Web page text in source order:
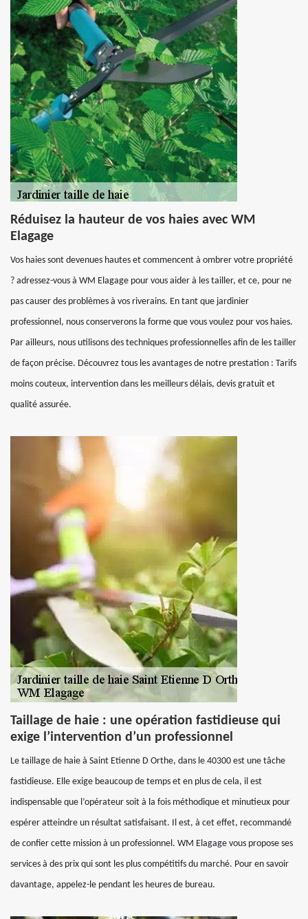
Réduisez la hauteur de vos haies avec WM
Elagage
Vos haies sont devenues hautes et commencent à ombrer votre propriété
? adressez-vous à WM Elagage pour vous aider à les tailler, et ce, pour ne
pas causer des problèmes à vos riverains. En tant que jardinier
professionnel, nous conserverons la forme que vous voulez pour vos haies.
Par ailleurs, nous utilisons des techniques professionnelles afin de les tailler
de façon précise. Découvrez tous les avantages de notre prestation : Tarifs
moins couteux, intervention dans les meilleurs délais, devis gratuit et
qualité assurée.
Taillage de haie : une opération fastidieuse qui
exige l’intervention d’un professionnel
Le taillage de haie à Saint Etienne D Orthe, dans le 40300 est une tâche
fastidieuse. Elle exige beaucoup de temps et en plus de cela, il est
indispensable que l’opérateur soit à la fois méthodique et minutieux pour
espérer atteindre un résultat satisfaisant. Il est, à cet effet, recommandé
de confier cette mission à un professionnel. WM Elagage vous propose ses
services à des prix qui sont les plus compétitifs du marché. Pour en savoir
davantage, appelez-le pendant les heures de bureau.